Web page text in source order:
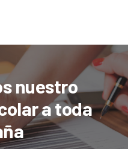
nuestro
a toda